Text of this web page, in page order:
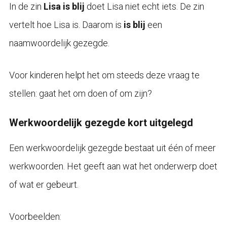
In de zin Lisa is blij doet Lisa niet echt iets. De zin
vertelt hoe Lisa is. Daarom is is blij een
naamwoordelijk gezegde.
Voor kinderen helpt het om steeds deze vraag te
stellen: gaat het om doen of om zijn?
Werkwoordelijk gezegde kort uitgelegd
Een werkwoordelijk gezegde bestaat uit één of meer
werkwoorden. Het geeft aan wat het onderwerp doet
of wat er gebeurt.
Voorbeelden: